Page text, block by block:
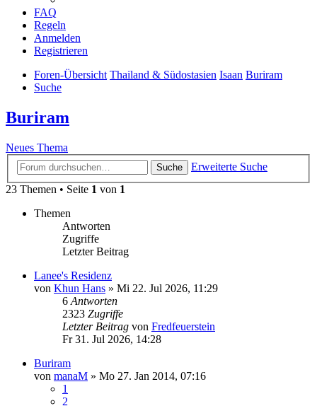
FAQ
Regeln
Anmelden
Registrieren
Foren-Übersicht Thailand & Südostasien Isaan Buriram
Suche
Buriram
Neues Thema
Suche
Erweiterte Suche
23 Themen • Seite 1 von 1
Themen
Antworten
Zugriffe
Letzter Beitrag
Lanee's Residenz
von Khun Hans » Mi 22. Jul 2026, 11:29
6 Antworten
2323 Zugriffe
Letzter Beitrag von Fredfeuerstein
Fr 31. Jul 2026, 14:28
Buriram
von manaM » Mo 27. Jan 2014, 07:16
1
2